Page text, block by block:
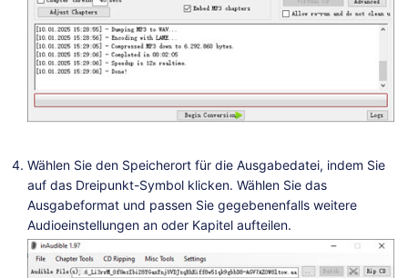
Wählen Sie den Speicherort für die Ausgabedatei, indem Sie
auf das Dreipunkt-Symbol klicken. Wählen Sie das
Ausgabeformat und passen Sie gegebenenfalls weitere
Audioeinstellungen an oder Kapitel aufteilen.